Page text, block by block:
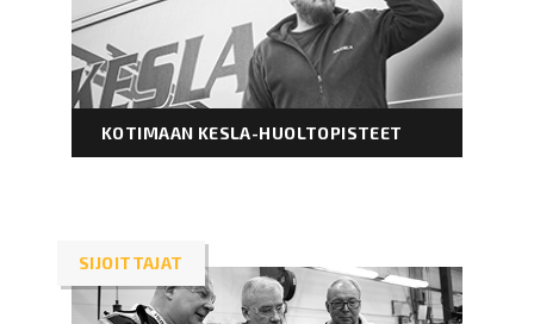
KOTIMAAN KESLA-HUOLTOPISTEET
SIJOITTAJAT